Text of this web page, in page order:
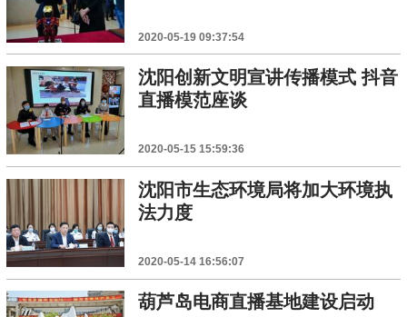
2020-05-19 09:37:54
沈阳创新文明宣讲传播模式 抖音
直播模范座谈
2020-05-15 15:59:36
沈阳市生态环境局将加大环境执
法力度
2020-05-14 16:56:07
葫芦岛电商直播基地建设启动